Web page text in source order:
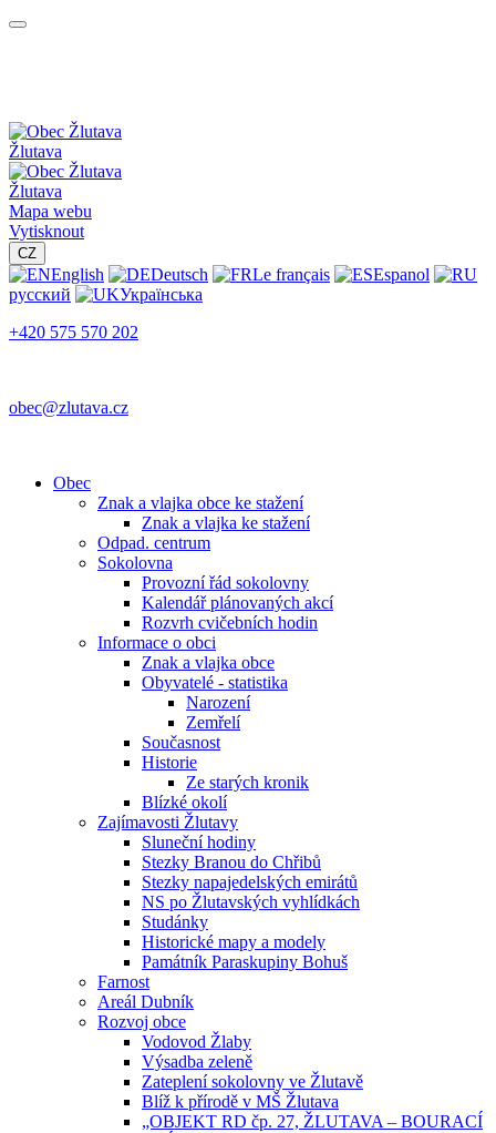
Žlutava
Žlutava
Mapa webu
Vytisknout
CZ
English Deutsch Le français
Espanol
русский
Українська
+420 575 570 202
obec@zlutava.cz
Obec
Znak a vlajka obce ke stažení
Znak a vlajka ke stažení
Odpad. centrum
Sokolovna
Provozní řád sokolovny
Kalendář plánovaných akcí
Rozvrh cvičebních hodin
Informace o obci
Znak a vlajka obce
Obyvatelé - statistika
Narození
Zemřelí
Současnost
Historie
Ze starých kronik
Blízké okolí
Zajímavosti Žlutavy
Sluneční hodiny
Stezky Branou do Chřibů
Stezky napajedelských emirátů
NS po Žlutavských vyhlídkách
Studánky
Historické mapy a modely
Památník Paraskupiny Bohuš
Farnost
Areál Dubník
Rozvoj obce
Vodovod Žlaby
Výsadba zeleně
Zateplení sokolovny ve Žlutavě
Blíž k přírodě v MŠ Žlutava
„OBJEKT RD čp. 27, ŽLUTAVA – BOURACÍ